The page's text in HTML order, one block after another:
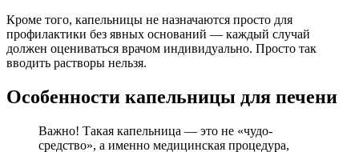
Кроме того, капельницы не назначаются просто для
профилактики без явных оснований — каждый случай
должен оцениваться врачом индивидуально. Просто так
вводить растворы нельзя.
Особенности капельницы для печени
Важно! Такая капельница — это не «чудо-
средство», а именно медицинская процедура,